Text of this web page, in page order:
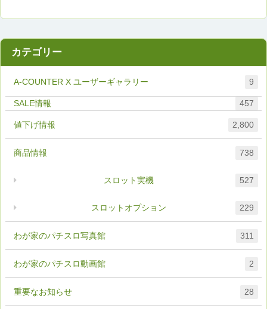
カテゴリー
A-COUNTER X ユーザーギャラリー 9
457
わが家のパチスロ写真館 311
わが家のパチスロ動画館 2
値下げ情報 2,800
商品情報 738
スロットオプション 229
スロット実機 527
重要なお知らせ 28